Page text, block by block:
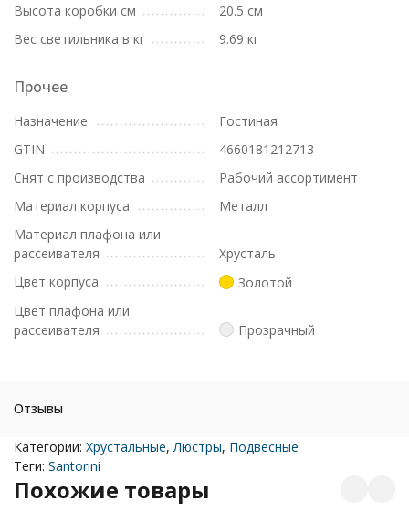
Высота коробки см
20.5 см
Вес светильника в кг
9.69 кг
Прочее
Назначение
Гостиная
GTIN
4660181212713
Снят с производства
Рабочий ассортимент
Материал корпуса
Металл
Материал плафона или
рассеивателя
Хрусталь
Цвет корпуса
Золотой
Цвет плафона или
рассеивателя
Прозрачный
Отзывы
Категории: Хрустальные, Люстры, Подвесные
Теги: Santorini
Похожие товары